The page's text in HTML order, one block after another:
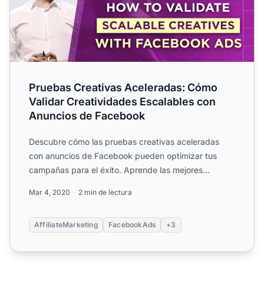
Pruebas Creativas Aceleradas: Cómo
Validar Creatividades Escalables con
Anuncios de Facebook
Descubre cómo las pruebas creativas aceleradas
con anuncios de Facebook pueden optimizar tus
campañas para el éxito. Aprende las mejores
Mar 4, 2020 2 min de lectura
AffiliateMarketing FacebookAds +3